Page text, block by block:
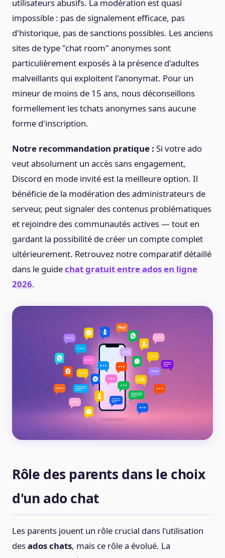
utilisateurs abusifs. La modération est quasi
impossible : pas de signalement efficace, pas
d'historique, pas de sanctions possibles. Les anciens
sites de type "chat room" anonymes sont
particulièrement exposés à la présence d'adultes
malveillants qui exploitent l'anonymat. Pour un
mineur de moins de 15 ans, nous déconseillons
formellement les tchats anonymes sans aucune
forme d'inscription.
Notre recommandation pratique : Si votre ado
veut absolument un accès sans engagement,
Discord en mode invité est la meilleure option. Il
bénéficie de la modération des administrateurs de
serveur, peut signaler des contenus problématiques
et rejoindre des communautés actives — tout en
gardant la possibilité de créer un compte complet
ultérieurement. Retrouvez notre comparatif détaillé
dans le guidechat gratuit entre ados en ligne
2026.
Rôle des parents dans le choix
d'un ado chat
Les parents jouent un rôle crucial dans l'utilisation
desados chats, mais ce rôle a évolué. La